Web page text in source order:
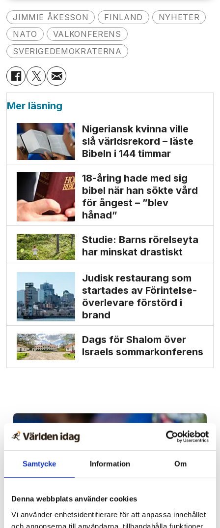
Samtycke Information Om
Denna webbplats använder cookies
Vi använder enhetsidentifierare för att anpassa innehållet
och annonserna till användarna, tillhandahålla funktioner
JIMMIE ÅKESSON FINLAND
NYHETER
NATO
VALKONFERENS
SVERIGEDEMOKRATERNA
Mer läsning
Nigeriansk kvinna ville
slå världs­rekord – läste
Bibeln i 144 timmar
18-åring hade med sig
bibel när han sökte vård
för ångest – ”blev
hånad”
Studie: Barns rörelseyta
har minskat drastiskt
Judisk restaurang som
startades av Förintelse­
överlevare förstörd i
brand
Dags för Shalom över
Israels sommarkonferens